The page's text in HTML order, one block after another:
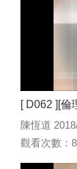
[ D062 ][倫
陳恆道
觀看次數：